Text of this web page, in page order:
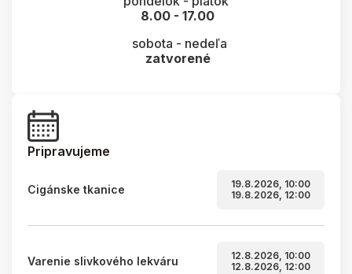
8.00 - 17.00
sobota - nedeľa
zatvorené
Pripravujeme
Cigánske tkanice
19.8.2026, 10:00
19.8.2026, 12:00
Varenie slivkového lekváru
12.8.2026, 10:00
12.8.2026, 12:00